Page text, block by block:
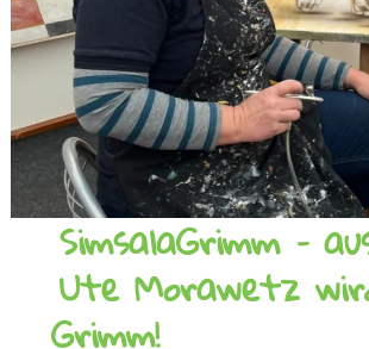
SimsalaGrimm –
Ute Morawetz
Grimm!